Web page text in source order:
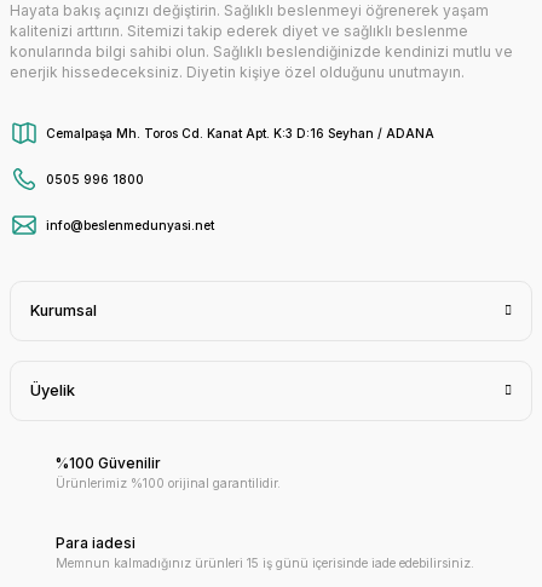
Hayata bakış açınızı değiştirin. Sağlıklı beslenmeyi öğrenerek yaşam
kalitenizi arttırın. Sitemizi takip ederek diyet ve sağlıklı beslenme
konularında bilgi sahibi olun. Sağlıklı beslendiğinizde kendinizi mutlu ve
enerjik hissedeceksiniz. Diyetin kişiye özel olduğunu unutmayın.
Cemalpaşa Mh. Toros Cd. Kanat Apt. K:3 D:16 Seyhan / ADANA
0505 996 1800
info@beslenmedunyasi.net
Kurumsal
Üyelik
%100 Güvenilir
Ürünlerimiz %100 orijinal garantilidir.
Para iadesi
Memnun kalmadığınız ürünleri 15 iş günü içerisinde iade edebilirsiniz.